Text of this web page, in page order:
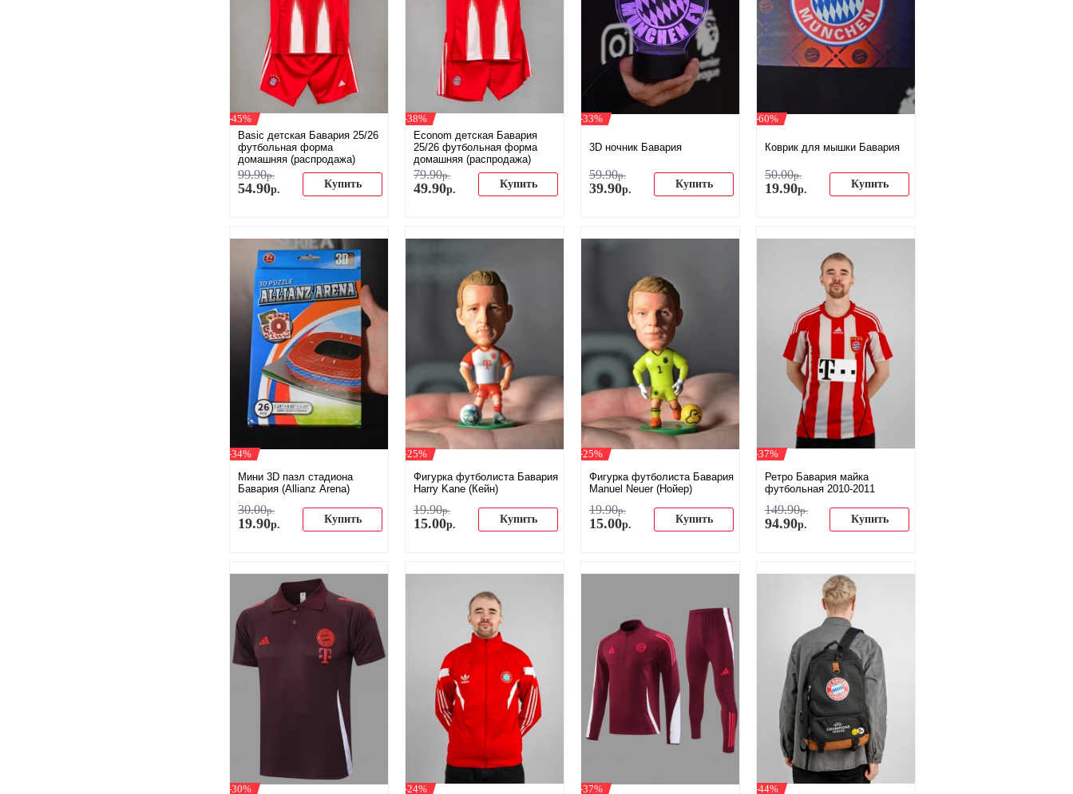
-45%
Basic детская Бавария 25/26
футбольная форма
домашняя (распродажа)
99.90р.
54.90р. Купить
-38%
Econom детская Бавария
25/26 футбольная форма
домашняя (распродажа)
79.90р.
49.90р. Купить
-33%
3D ночник Бавария
59.90р.
39.90р. Купить
-60%
Коврик для мышки Бавария
50.00р.
19.90р. Купить
-34%
Мини 3D пазл стадиона
Бавария (Allianz Arena)
30.00р.
19.90р. Купить
-25%
Фигурка футболиста Бавария
Harry Kane (Кейн)
19.90р.
15.00р. Купить
-25%
Фигурка футболиста Бавария
Мanuel Neuer (Нойер)
19.90р.
15.00р. Купить
-37%
Ретро Бавария майка
футбольная 2010-2011
149.90р.
94.90р. Купить
-30% -24% -37% -44%